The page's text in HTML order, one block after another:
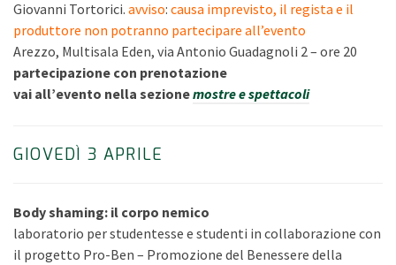
Giovanni Tortorici. avviso: causa imprevisto, il regista e il
produttore non potranno partecipare all’evento
Arezzo, Multisala Eden, via Antonio Guadagnoli 2 – ore 20
partecipazione con prenotazione
vai all’evento nella sezionemostre e spettacoli
GIOVEDÌ 3 APRILE
Body shaming: il corpo nemico
laboratorio per studentesse e studenti in collaborazione con
il progetto Pro-Ben – Promozione del Benessere della